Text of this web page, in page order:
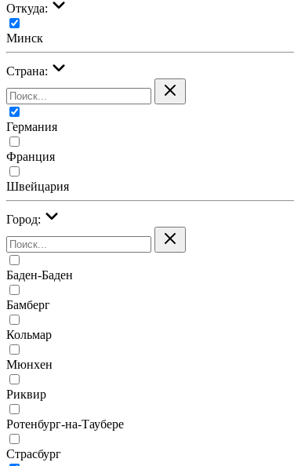
Откуда:
Минск
Страна:
Германия
Франция
Швейцария
Город:
Баден-Баден
Бамберг
Кольмар
Мюнхен
Риквир
Ротенбург-на-Таубере
Страсбург